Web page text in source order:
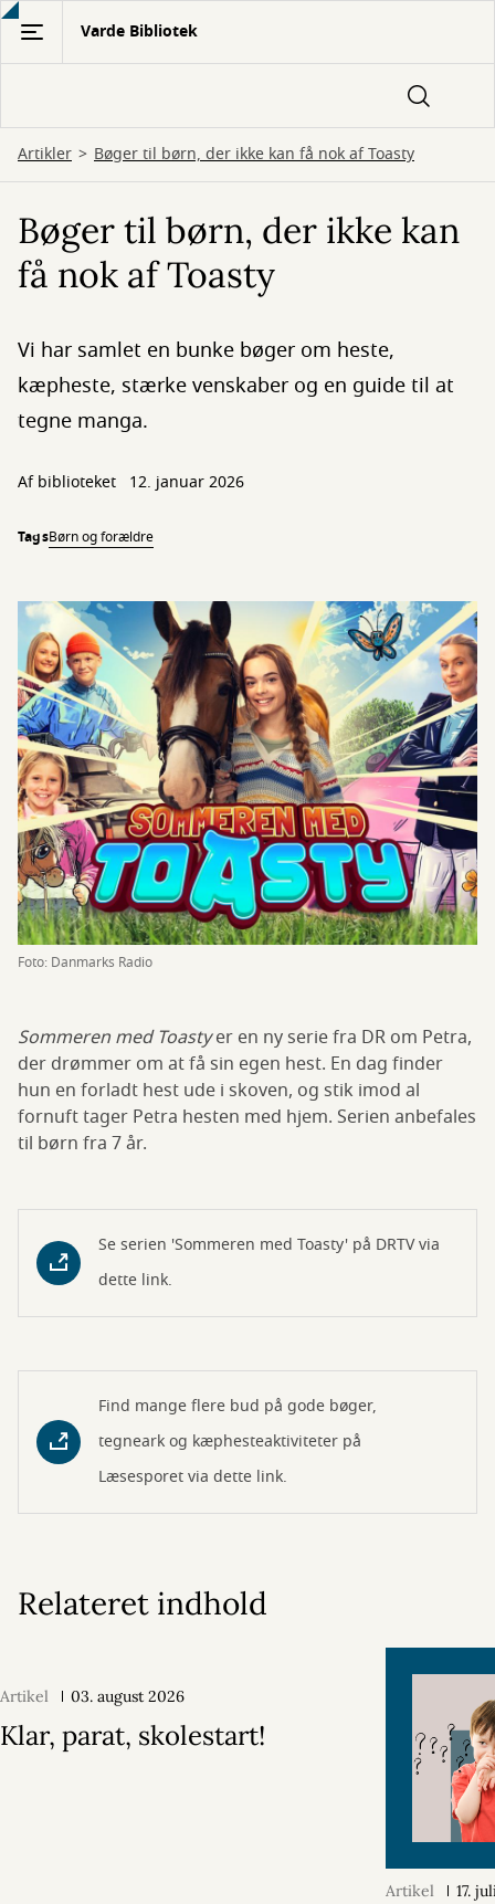
Gå
hovedindhold
Varde Bibliotek
Artikler Bøger til børn, der ikke kan få nok af Toasty
Bøger til børn, der ikke kan
få nok af Toasty
Vi har samlet en bunke bøger om heste,
kæpheste, stærke venskaber og en guide til at
tegne manga.
Af biblioteket 12. januar 2026
TagsBørn og forældre
Foto: Danmarks Radio
Sommeren med Toastyer en ny serie fra DR om Petra,
der drømmer om at få sin egen hest. En dag finder
hun en forladt hest ude i skoven, og stik imod al
fornuft tager Petra hesten med hjem. Serien anbefales
til børn fra 7 år.
Se serien 'Sommeren med Toasty' på DRTV via
dette link.
Find mange flere bud på gode bøger,
tegneark og kæphesteaktiviteter på
Læsesporet via dette link.
Relateret indhold
Artikel 03. august 2026
Klar, parat, skolestart!
Artikel 17.